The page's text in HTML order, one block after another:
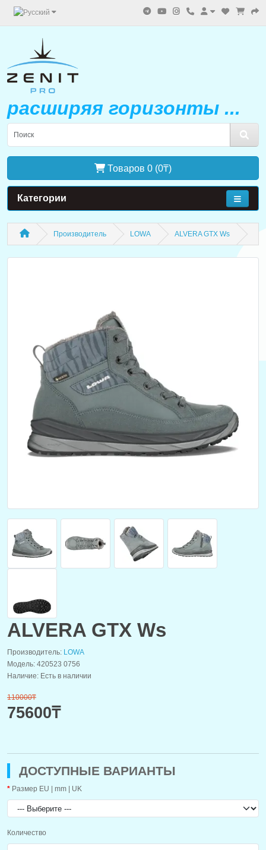
расширяя горизонты ...
Товаров 0 (0₸)
Категории
Производитель LOWA ALVERA GTX Ws
ALVERA GTX Ws
Производитель: LOWA
Модель: 420523 0756
Наличие: Есть в наличии
110000₸
75600₸
ДОСТУПНЫЕ ВАРИАНТЫ
Размер EU | mm | UK
Количество